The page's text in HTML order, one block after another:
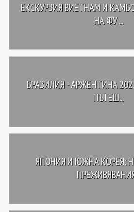
ЕКСКУРЗИЯ ВИЕТНАМ И
НА ФУ ...
БРАЗИЛИЯ - АРЖЕНТИНА 2027
ПЪТЕШ...
ЯПОНИЯ И ЮЖНА КОРЕЯ: